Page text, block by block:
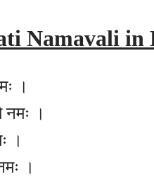
Namavali in
।
।
।
।